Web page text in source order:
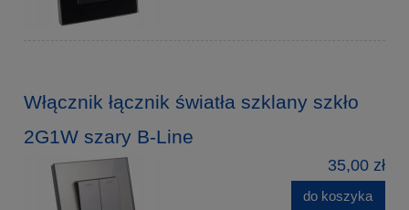
Włącznik łącznik światła szklany szkło
2G1W szary B-Line
35,00 zł
do koszyka